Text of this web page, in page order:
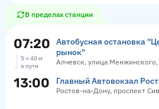
В пределах станции
07:20
Автобусная остановка
рынок"
Алчевск, улица
5 ч 40 м
в пути
13:00 Главный Автовокзал
Ростов-на-Дону, проспект